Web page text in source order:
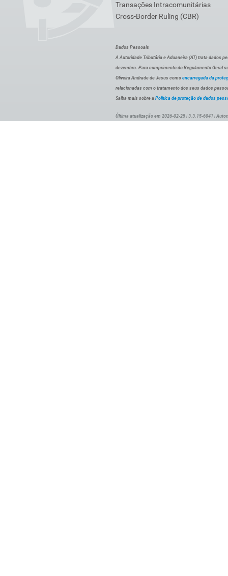
Transações Intracomunitárias
Cross-Border Ruling (CBR)
Dados Pessoais
A Autoridade Tributária e Aduaneira (AT) trata dados
dezembro. Para cumprimento do Regulamento Geral
Oliveira Andrade de Jesus como encarregada da
relacionadas com o tratamento dos seus dados
Saiba mais sobre a Política de proteção de dados
Última atualização em 2026-02-25 | 3.3.15-6041 |